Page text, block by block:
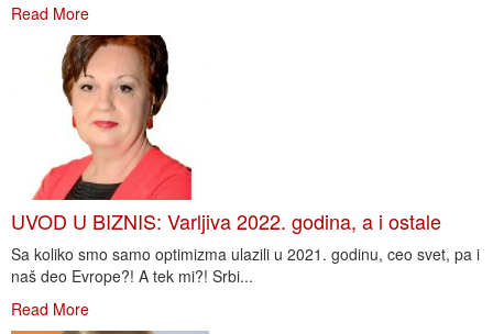
Read More
UVOD U BIZNIS: Varljiva 2022. godina, a i ostale
Sa koliko smo samo optimizma ulazili u 2021. godinu, ceo svet, pa i
naš deo Evrope?! A tek mi?! Srbi...
Read More